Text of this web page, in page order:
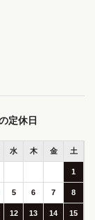
水 木 金 土
1
5 6 7 8
12 13 14 15